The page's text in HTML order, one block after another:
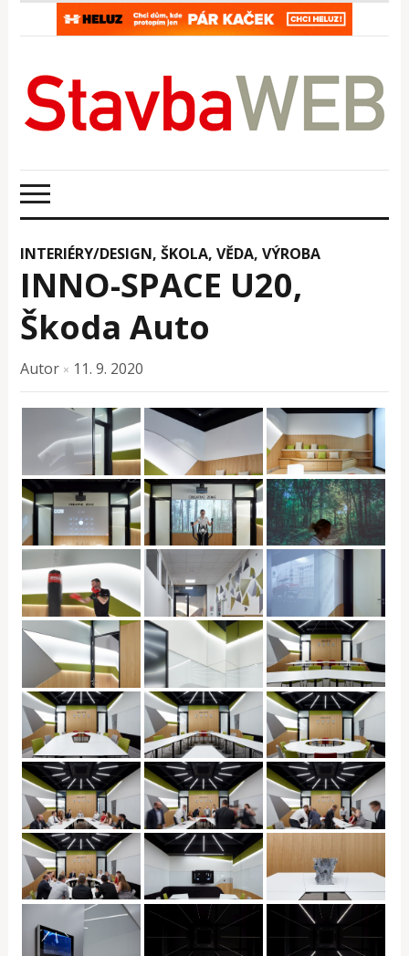
INTERIÉRY/DESIGN,ŠKOLA, VĚDA,VÝROBA
INNO-SPACE U20,
Škoda Auto
Autor × 11. 9. 2020